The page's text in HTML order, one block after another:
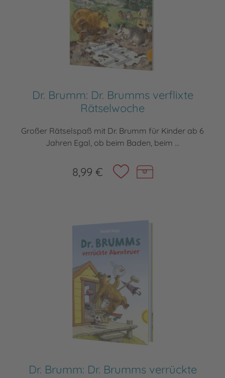
Dr. Brumm: Dr. Brumms verflixte
Rätselwoche
Großer Rätselspaß mit Dr. Brumm für Kinder ab 6
Jahren Egal, ob beim Baden, beim ...
8,99 €
Dr. Brumm: Dr. Brumms verrückte